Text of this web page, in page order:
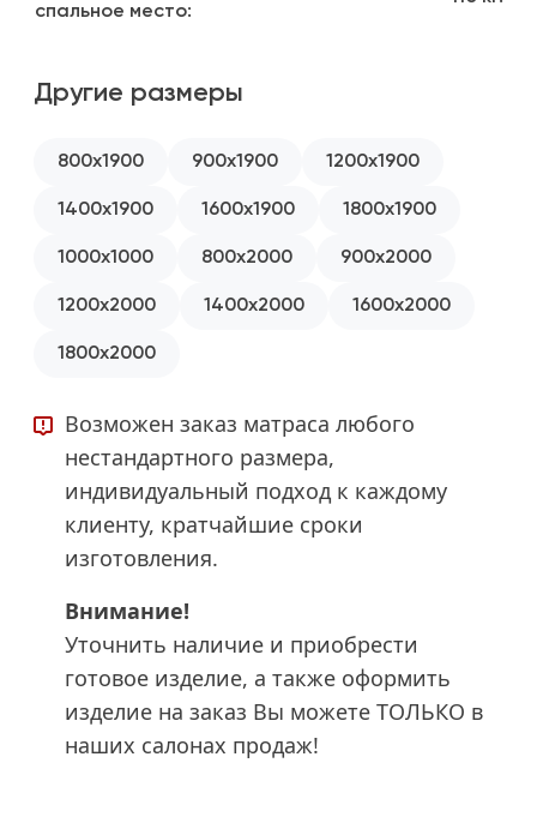
спальное место:
Другие размеры
800x1900 900x1900 1200x1900
1400x1900 1600x1900 1800x1900
1000x1000 800x2000 900x2000
1200x2000 1400x2000 1600x2000
1800x2000
Возможен заказ матраса любого
нестандартного размера,
индивидуальный подход к каждому
клиенту, кратчайшие сроки
изготовления.
Внимание!
Уточнить наличие и приобрести
готовое изделие, а также оформить
изделие на заказ Вы можете ТОЛЬКО в
наших салонах продаж!